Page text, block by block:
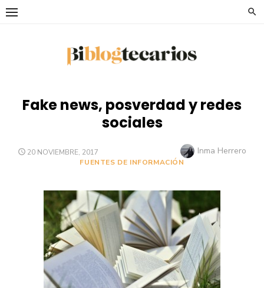
Saltar
Fake news, posverdad y redes
sociales
PUBLICADO
20 NOVIEMBRE, 2017 Autor
Inma Herrero
FUENTES DE INFORMACIÓN